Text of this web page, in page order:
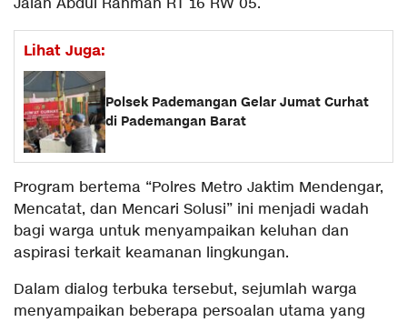
Lihat Juga:
Polsek Pademangan Gelar Jumat Curhat
di Pademangan Barat
Program bertema “Polres Metro Jaktim Mendengar,
Mencatat, dan Mencari Solusi” ini menjadi wadah
bagi warga untuk menyampaikan keluhan dan
aspirasi terkait keamanan lingkungan.
Dalam dialog terbuka tersebut, sejumlah warga
menyampaikan beberapa persoalan utama yang